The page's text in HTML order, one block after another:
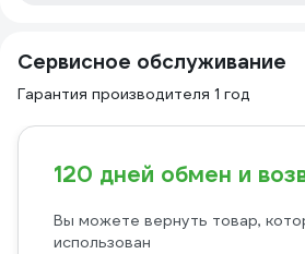
Сервисное обслуживание
Гарантия производителя 1 год
120 дней обмен и
Вы можете вернуть товар,
использован